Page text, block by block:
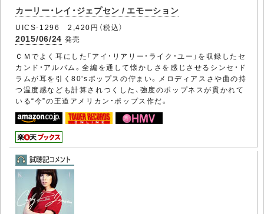
カーリー・レイ・ジェプセン / エモーション
UICS-1296 2,420円（税込）
2015/06/24 発売
ＣＭでよく耳にした「アイ・リアリー・ライク・ユー」を収録したセ
カンド・アルバム。全編を通して懐かしさを感じさせるシンセ・ド
ラムが耳を引く80'sポップスの佇まい。メロディアスさや曲の持
つ温度感なども計算されつくした、強度のポップネスが貫かれて
いる“今”の王道アメリカン・ポップス作だ。